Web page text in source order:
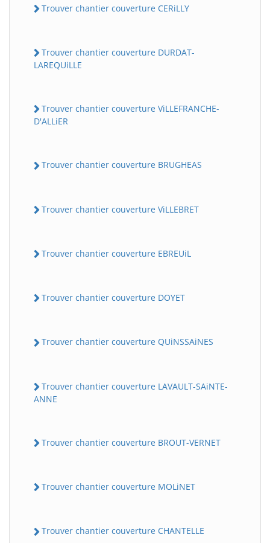
Trouver chantier couverture CERiLLY
Trouver chantier couverture DURDAT-
LAREQUiLLE
Trouver chantier couverture ViLLEFRANCHE-
D'ALLiER
Trouver chantier couverture BRUGHEAS
Trouver chantier couverture ViLLEBRET
Trouver chantier couverture EBREUiL
Trouver chantier couverture DOYET
Trouver chantier couverture QUiNSSAiNES
Trouver chantier couverture LAVAULT-SAiNTE-
ANNE
Trouver chantier couverture BROUT-VERNET
Trouver chantier couverture MOLiNET
Trouver chantier couverture CHANTELLE